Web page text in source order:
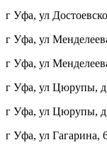
г Уфа, ул
г Уфа, ул
г Уфа, ул
г Уфа, ул Цюрупы,
г Уфа, ул Цюрупы,
г Уфа, ул Гагарина,